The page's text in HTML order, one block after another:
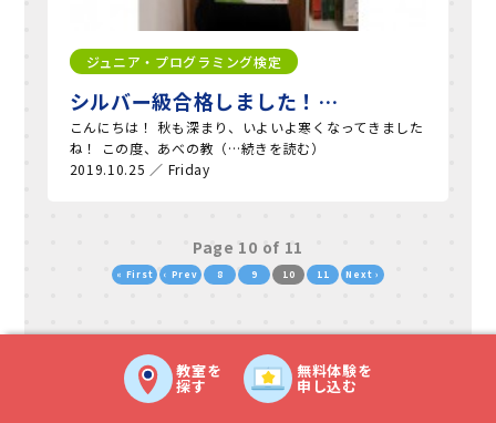
ジュニア・プログラミング検定
シルバー級合格しました！…
こんにちは！ 秋も深まり、いよいよ寒くなってきました
ね！ この度、あべの教（…続きを読む）
2019.10.25 ／ Friday
Page 10 of 11
« First ‹ Prev 8 9 10 11 Next ›
無料体験を
申し込む
教室を
探す